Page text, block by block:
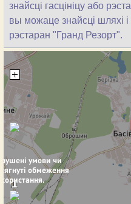
знайсці гасцініцу або
вы можаце знайсці шляхі і
рэстаран "Гранд Резорт".